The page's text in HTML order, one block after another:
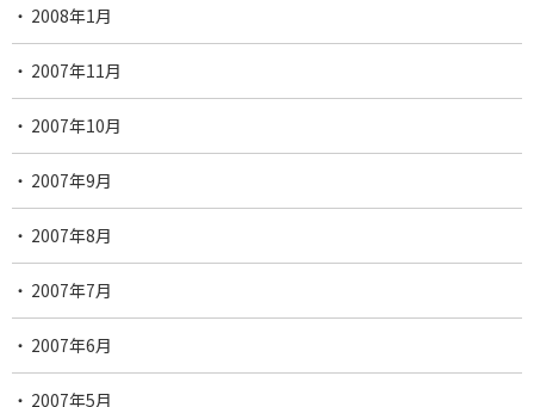
2008年1月
2007年11月
2007年10月
2007年9月
2007年8月
2007年7月
2007年6月
2007年5月